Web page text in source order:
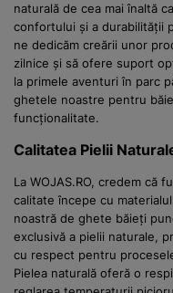
naturală de cea mai înaltă
confortului și a durabilității
ne dedicăm creării unor
zilnice și să ofere suport
la primele aventuri în parc
ghetele noastre pentru
funcționalitate.
Calitatea Pielii
La WOJAS.RO, credem că
calitate începe cu
noastră de ghete băieți
exclusivă a pielii naturale,
cu respect pentru
Pielea naturală oferă o